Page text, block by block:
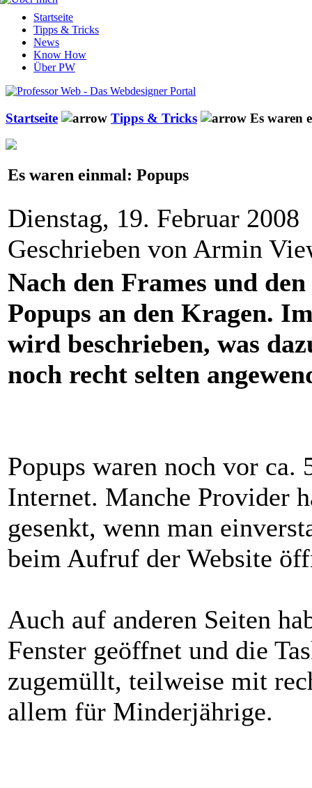
Startseite
Tipps & Tricks
News
Know How
Über PW
Startseite Tipps & Tricks Es waren
Es waren einmal: Popups
Dienstag, 19. Februar 2008
Geschrieben von Armin
Nach den Frames und
Popups an den Kragen.
wird beschrieben, was
noch recht selten
Popups waren noch vor ca.
Internet. Manche Provider
gesenkt, wenn man
beim Aufruf der Website
Auch auf anderen Seiten
Fenster geöffnet und die
zugemüllt, teilweise mit
allem für Minderjährige.